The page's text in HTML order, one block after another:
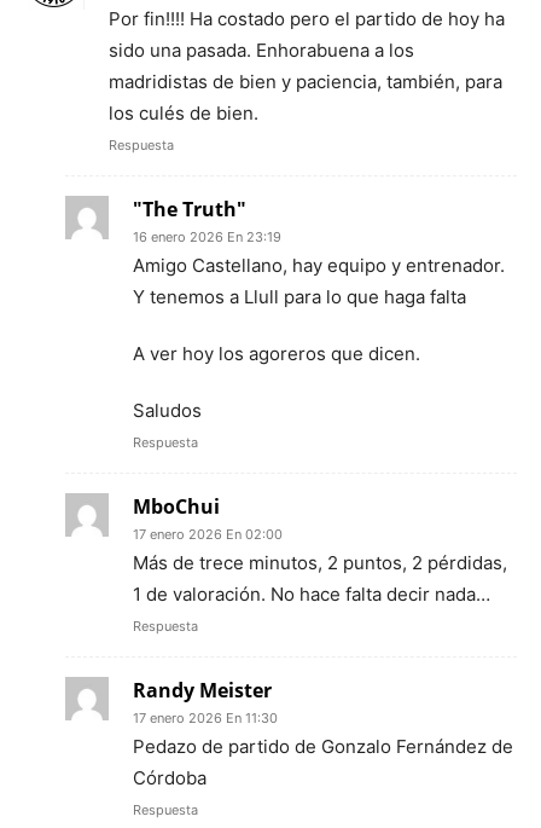
Por fin!!!! Ha costado pero el partido de hoy ha
sido una pasada. Enhorabuena a los
madridistas de bien y paciencia, también, para
los culés de bien.
Respuesta
"The Truth"
16 enero 2026 En 23:19
Amigo Castellano, hay equipo y entrenador.
Y tenemos a Llull para lo que haga falta
A ver hoy los agoreros que dicen.
Saludos
Respuesta
MboChui
17 enero 2026 En 02:00
Más de trece minutos, 2 puntos, 2 pérdidas,
1 de valoración. No hace falta decir nada…
Respuesta
Randy Meister
17 enero 2026 En 11:30
Pedazo de partido de Gonzalo Fernández de
Córdoba
Respuesta